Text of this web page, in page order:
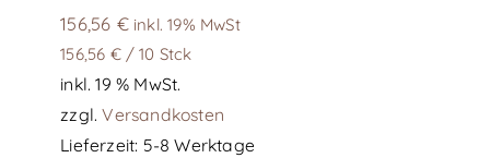
156,56 € inkl. 19% MwSt
156,56 €/10 Stck
inkl. 19 % MwSt.
zzgl.Versandkosten
Lieferzeit: 5-8 Werktage